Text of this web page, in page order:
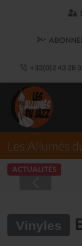
+33(0)2 43 28
Les Allumés
ACTUALITÉS
Vinyles